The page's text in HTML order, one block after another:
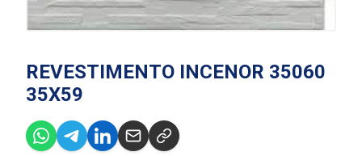
REVESTIMENTO INCENOR 35060
35X59